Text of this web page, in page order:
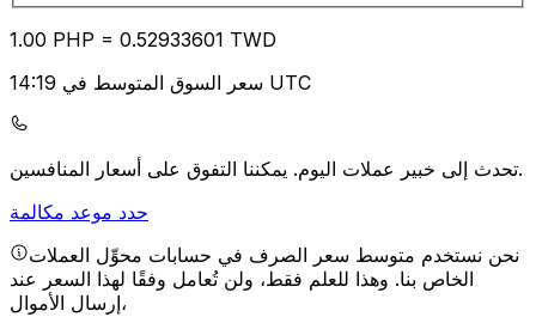
1.00 PHP = 0.52933601 TWD
سعر السوق المتوسط في 14:19 UTC
تحدث إلى خبير عملات اليوم.يمكننا التفوق على أسعار المنافسين.
حدد موعد مكالمة
نحن نستخدم متوسط سعر الصرف في حسابات محوِّل العملات
الخاص بنا. وهذا للعلم فقط، ولن تُعامل وفقًا لهذا السعر عند
إرسال الأموال،